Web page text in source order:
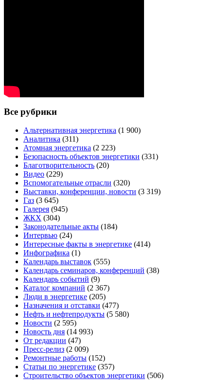
Все рубрики
Альтернативная энергетика (1 900)
Аналитика (311)
Атомная энергетика (2 223)
Безопасность объектов энергетики (331)
Благотворительность (20)
Видео (229)
Вспомогательные отрасли (320)
Выставки, конференции, новости (3 319)
Газ (3 645)
Галерея (945)
ЖКХ (304)
Законодательные акты (184)
Интервью (24)
Интересные факты в энергетике (414)
Инфографика (1)
Календарь выставок (555)
Календарь семинаров, конференций (38)
Календарь событий (9)
Каталог компаний (2 367)
Люди в энергетике (205)
Назначения и отставки (477)
Нефть и нефтепродукты (5 580)
Новости (2 595)
Новость дня (14 993)
От редакции (47)
Пресс-релиз (2 009)
Ремонтные работы (152)
Статьи по энергетике (357)
Строительство объектов энергетики (506)